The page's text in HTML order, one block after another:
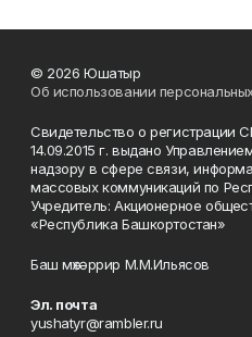
© 2026 Юшатыр
Об использовании
Свидетельство о регистрации
14.09.2015 г. выдано
надзору в сфере связи,
массовых коммуникаций по
Учредитель: Акционерное
«Республика Башкортостан»
Баш мөхәррир М.М.Ильясов
Эл. почта
yushatyr@rambler.ru